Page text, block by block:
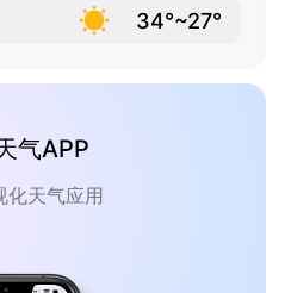
34°~27°
气APP
化天气应用